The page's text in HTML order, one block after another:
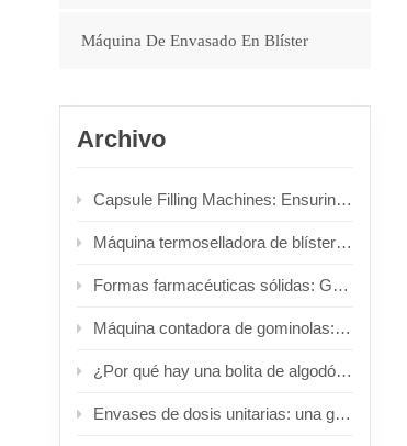
Máquina De Envasado En Blíster
Archivo
Capsule Filling Machines: Ensuring Dosage Form Integrity for Non‑Crushable Solids
Máquina termoselladora de blísteres de cartón totalmente automática: principios técnicos y análisis de selección.
Formas farmacéuticas sólidas: Guía completa sobre tipos, procesos de formulación y aplicaciones de equipos de envasado farmacéutico.
Máquina contadora de gominolas: La guía definitiva sobre tecnología, selección y aplicaciones industriales.
¿Por qué hay una bolita de algodón en los frascos de pastillas?
Envases de dosis unitarias: una guía completa de sistemas y equipos de dosis única.